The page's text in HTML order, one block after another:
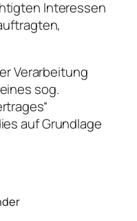
Interessen
Verarbeitung
sog.
auf Grundlage